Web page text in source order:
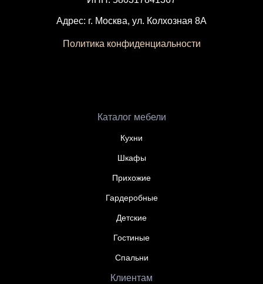
Адрес: г. Москва, ул. Колхозная 8А
Политика конфиденциальности
Каталог мебели
Кухни
Шкафы
Прихожие
Гардеробные
Детские
Гостиные
Спальни
Клиентам